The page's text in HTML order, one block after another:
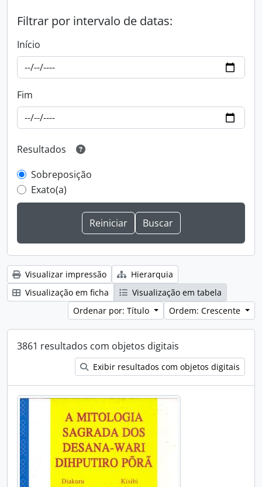
Filtrar por intervalo de datas:
Início
Fim
Resultados
Sobreposição
Exato(a)
Visualizar impressão
Hierarquia
Visualização em ficha
Visualização em tabela
Ordenar por: Título
Ordem: Crescente
3861 resultados com objetos digitais
Exibir resultados com objetos digitais